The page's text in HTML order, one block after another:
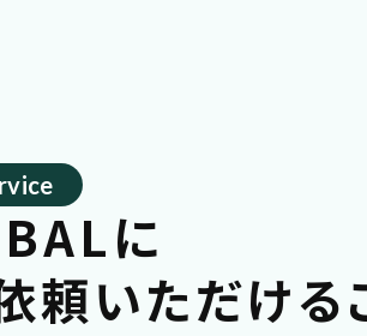
に
頼いただける